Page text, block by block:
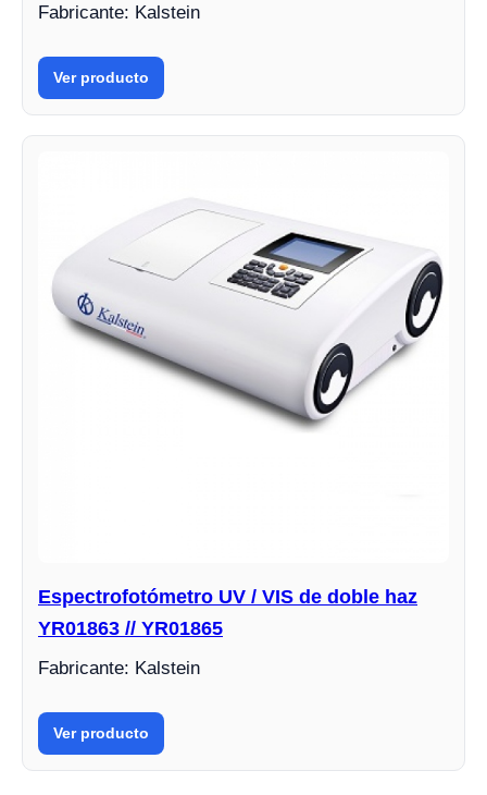
Fabricante: Kalstein
Ver producto
Espectrofotómetro UV / VIS de doble haz
YR01863 // YR01865
Fabricante: Kalstein
Ver producto